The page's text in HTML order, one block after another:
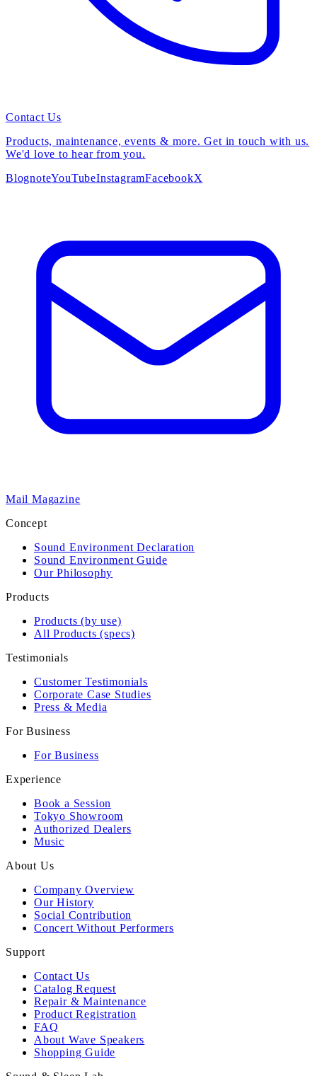
Contact Us
Products, maintenance, events & more. Get in touch with us.
We'd love to hear from you.
BlognoteYouTubeInstagramFacebookX
Mail Magazine
Concept
Sound Environment Declaration
Sound Environment Guide
Our Philosophy
Products
Products (by use)
All Products (specs)
Testimonials
Customer Testimonials
Corporate Case Studies
Press & Media
For Business
For Business
Experience
Book a Session
Tokyo Showroom
Authorized Dealers
Music
About Us
Company Overview
Our History
Social Contribution
Concert Without Performers
Support
Contact Us
Catalog Request
Repair & Maintenance
Product Registration
FAQ
About Wave Speakers
Shopping Guide